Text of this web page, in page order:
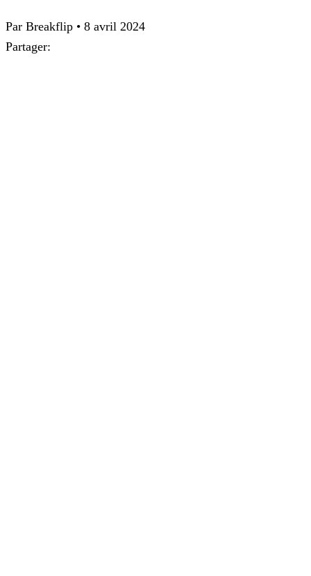
Par Breakflip • 8 avril 2024
Partager: